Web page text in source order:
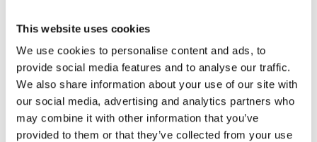
This website uses cookies
We use cookies to personalise content and ads, to
provide social media features and to analyse our traffic.
We also share information about your use of our site with
our social media, advertising and analytics partners who
may combine it with other information that you’ve
provided to them or that they’ve collected from your use
ANVÄNDNING MER INFO INGREDIENSER
Freshener används alltid efter rengöring. Ta Freshener på
fuktad bomull och fördela i ansiktet. Eller, spraya direkt i
ansiktet och applicera därefter creme och/eller olja.